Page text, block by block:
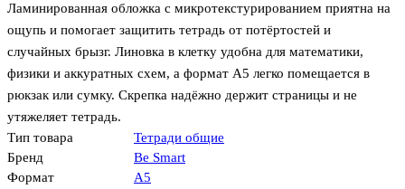
Ламинированная обложка с микротекстурированием приятна на
ощупь и помогает защитить тетрадь от потёртостей и
случайных брызг. Линовка в клетку удобна для математики,
физики и аккуратных схем, а формат А5 легко помещается в
рюкзак или сумку. Скрепка надёжно держит страницы и не
утяжеляет тетрадь.
Тип товара
Тетради общие
Бренд
Be Smart
Формат
А5